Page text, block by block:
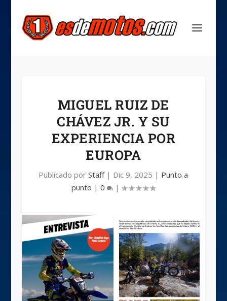
MIGUEL RUIZ DE
CHÁVEZ JR. Y SU
EXPERIENCIA POR
EUROPA
Publicado porStaff| Dic 9, 2025 | Punto a
punto |0 |